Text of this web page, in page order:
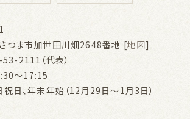
つま市加世田川畑2648番地 [地図]
2111（代表）
～17:15
祝日、年末年始（12月29日～1月3日）